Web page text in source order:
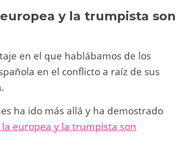
y la trumpista son
en el que hablábamos de los
en el conflicto a raíz de sus
ha ido más allá y ha demostrado
europea y la trumpista son